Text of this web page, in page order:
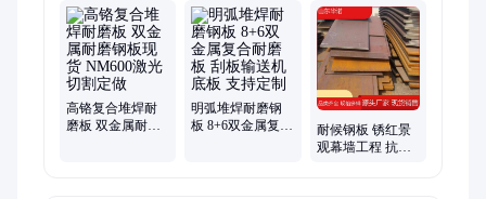
高铬复合堆焊耐
磨板 双金属耐磨
明弧堆焊耐磨钢
板 8+6双金属复合
耐候钢板 锈红景
观幕墙工程 抗硫